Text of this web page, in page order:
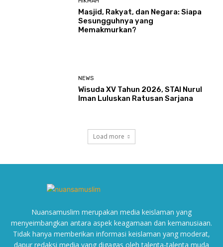
Masjid, Rakyat, dan Negara: Siapa
Sesungguhnya yang
Memakmurkan?
NEWS
Wisuda XV Tahun 2026, STAI Nurul
Iman Luluskan Ratusan Sarjana
Load more
Nuansamuslim merupakan media keislaman yang
menyeimbangkan antara aspek keagamaan dan kemanusiaan.
Tidak hanya memberikan informasi keislaman yang moderat,
dapur redaksi media yang digagas oleh talenta-talenta muda